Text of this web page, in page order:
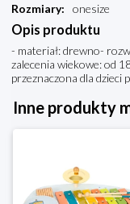
Rozmiary: onesize
Opis produktu
- materiał: drewno-
zalecenia wiekowe: od
przeznaczona dla dzieci
Inne produkty